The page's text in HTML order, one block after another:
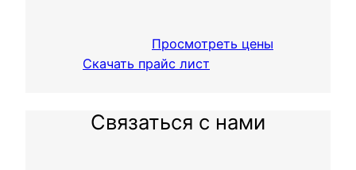
Просмотреть цены
Скачать прайс лист
Связаться с нами